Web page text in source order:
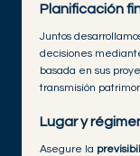
Planificación
Juntos
decisiones
basada en sus
transmisión
Lugar y
Asegure la